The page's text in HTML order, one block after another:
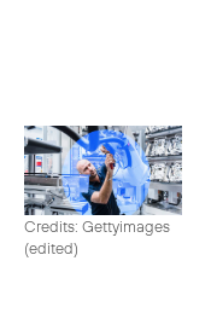
Credits: Gettyimages
(edited)